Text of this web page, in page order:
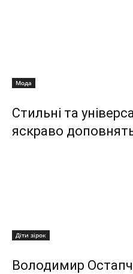
Мода
Стильні та
яскраво
Діти зірок
Володимир